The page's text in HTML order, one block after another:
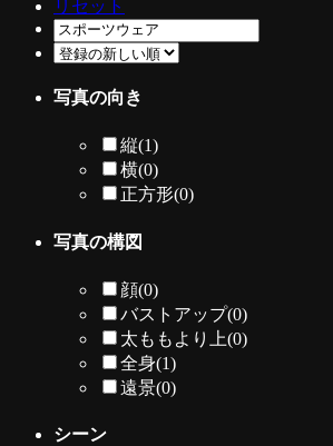
リセット
写真の向き
縦(1)
横(0)
正方形(0)
写真の構図
顔(0)
バストアップ(0)
太ももより上(0)
全身(1)
遠景(0)
シーン